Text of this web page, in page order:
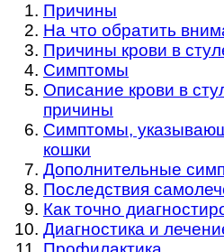
Причины
На что обратить
Причины крови в
Симптомы
Описание крови в
причины
Симптомы,
кошки
Дополнительные
Последствия
Как точно
Диагностика и